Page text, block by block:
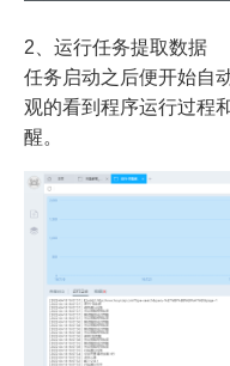
2、运行任务提取数据
任务启动之后便开始自
观的看到程序运行过程
醒。